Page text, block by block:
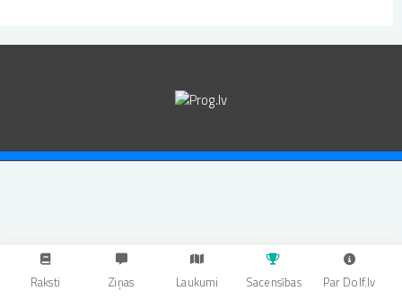
Raksti Ziņas Laukumi Sacensības Par Dolf.lv